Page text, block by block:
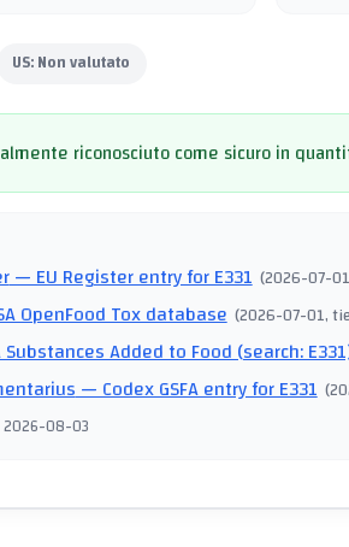
US:Non valutato
riconosciuto come sicuro in
— EU Register entry for E331 (2026-07-
OpenFood Tox database (2026-07-01,
Added to Food (search:
— Codex GSFA entry for E331 (
2026-08-03